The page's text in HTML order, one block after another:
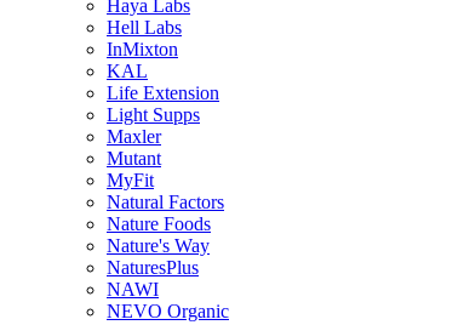
Haya Labs
Hell Labs
InMixton
KAL
Life Extension
Light Supps
Maxler
Mutant
MyFit
Natural Factors
Nature Foods
Nature's Way
NaturesPlus
NAWI
NEVO Organic